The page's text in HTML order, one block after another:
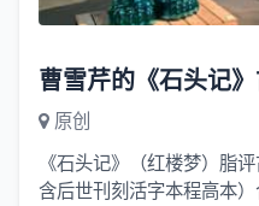
曹雪芹的《石头记
原创
《石头记》（红楼梦）脂
含后世刊刻活字本程高本